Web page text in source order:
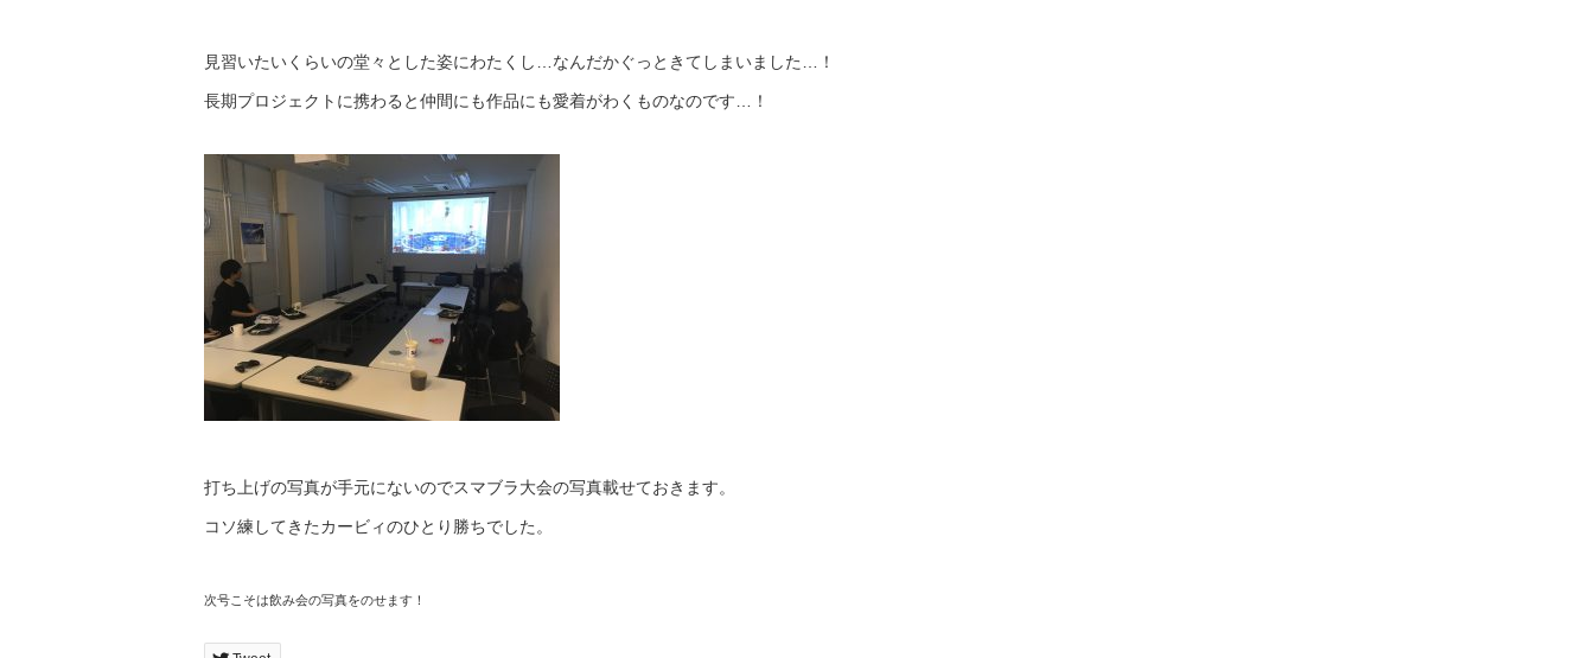
見習いたいくらいの堂々とした姿にわたくし…なんだかぐっときてしまいました…！
長期プロジェクトに携わると仲間にも作品にも愛着がわくものなのです…！
打ち上げの写真が手元にないのでスマブラ大会の写真載せておきます。
コソ練してきたカービィのひとり勝ちでした。
次号こそは飲み会の写真をのせます！